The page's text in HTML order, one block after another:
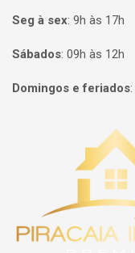
Seg à sex: 9h às 17h
Sábados: 09h às 12h
Domingos e feriados:
Página inicial